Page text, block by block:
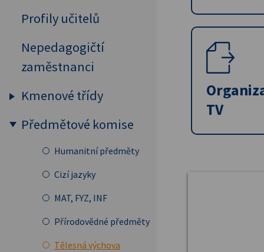
TV
Profily učitelů
Nepedagogičtí
zaměstnanci
Kmenové třídy
Prima
Sekunda
Tercie
Kvarta
Kvinta
Sexta
Předmětové komise
Humanitní předměty
Cizí jazyky
MAT, FYZ, INF
Přírodovědné předměty
Tělesná výchova